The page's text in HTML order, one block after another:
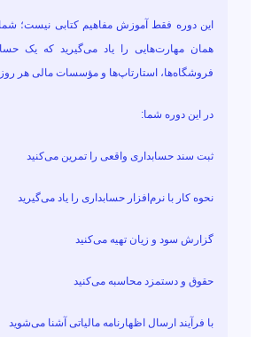
این دوره فقط آموزش مفاهیم کتابی نیست؛ شما
همان مهارت‌هایی را یاد می‌گیرید که یک
فروشگاه‌ها، استارتاپ‌ها و مؤسسات مالی هر روز
در این دوره شما:
ثبت سند حسابداری واقعی را تمرین می‌کنید
نحوه کار با نرم‌افزار حسابداری را یاد می‌گیرید
گزارش سود و زیان تهیه می‌کنید
حقوق و دستمزد محاسبه می‌کنید
با فرآیند ارسال اظهارنامه مالیاتی آشنا می‌شوید